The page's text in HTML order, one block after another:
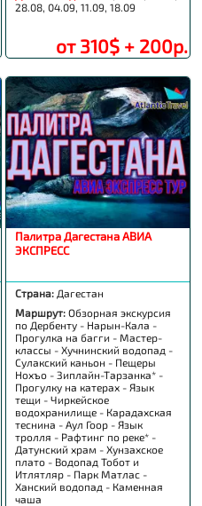
28.08, 04.09, 11.09, 18.09
от 310$ + 200р.
Палитра Дагестана АВИА
ЭКСПРЕСС
Страна: Дагестан
Маршрут:Обзорная экскурсия
по Дербенту - Нарын-Кала -
Прогулка на багги - Мастер-
классы - Хучнинский водопад -
Сулакский каньон - Пещеры
Нохъо - Зиплайн-Тарзанка* -
Прогулку на катерах - Язык
тещи - Чиркейское
водохранилище - Карадахская
теснина - Аул Гоор - Язык
тролля - Рафтинг по реке* -
Датунский храм - Хунзахское
плато - Водопад Тобот и
Итлятляр - Парк Матлас -
Ханский водопад - Каменная
чаша